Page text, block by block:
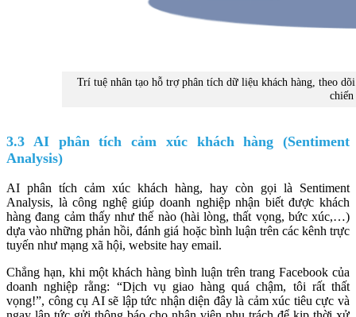
Trí tuệ nhân tạo hỗ trợ phân tích dữ liệu khách hàng, theo
3.3 AI phân tích cảm xúc khách hàng (Sentiment
Analysis)
AI phân tích cảm xúc khách hàng, hay còn gọi là Sentiment
Analysis, là công nghệ giúp doanh nghiệp nhận biết được khách
hàng đang cảm thấy như thế nào (hài lòng, thất vọng, bức xúc,…)
dựa vào những phản hồi, đánh giá hoặc bình luận trên các kênh trực
tuyến như mạng xã hội, website hay email.
Chẳng hạn, khi một khách hàng bình luận trên trang Facebook của
doanh nghiệp rằng: “Dịch vụ giao hàng quá chậm, tôi rất thất
vọng!”, công cụ AI sẽ lập tức nhận diện đây là cảm xúc tiêu cực và